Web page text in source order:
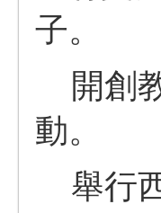
子。
開創
動。
舉行